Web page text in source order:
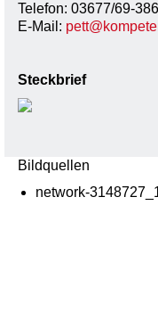
Telefon: 03677/69-
E-Mail:
Steckbrief
Bildquellen
network-